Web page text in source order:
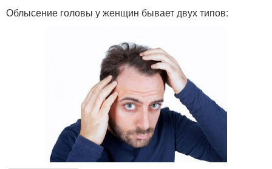
Облысение головы у женщин бывает двух типов: